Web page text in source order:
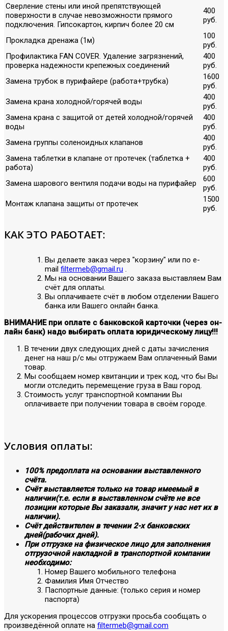
Сверление стены или иной препятствующей
поверхности в случае невозможности прямого
подключения. Гипсокартон, кирпич более 20 см
400
руб.
Прокладка дренажа (1м)
100
руб.
Профилактика FAN COVER. Удаление загрязнений,
проверка надежности крепежных соединений
400
руб.
Замена трубок в пурифайере (работа+трубка)
1600
руб.
Замена крана холодной/горячей воды
400
руб.
Замена крана с защитой от детей холодной/горячей
воды
400
руб.
Замена группы соленоидных клапанов
400
руб.
Замена таблетки в клапане от протечек (таблетка +
работа)
400
руб.
Замена шарового вентиля подачи воды на пурифайер
600
руб.
Монтаж клапана защиты от протечек
1500
руб.
КАК ЭТО РАБОТАЕТ:
Вы делаете заказ через "корзину" или по е-
mail filtermeb@gmail.ru .
Мы на основании Вашего заказа выставляем Вам
счёт для оплаты.
Вы оплачиваете счёт в любом отделении Вашего
банка или Вашего онлайн банка.
ВНИМАНИЕ при оплате с банковской карточки (через он-
лайн банк) надо выбирать оплата юридическому лицу!!!
В течении двух следующих дней с даты зачисления
денег на наш р/с мы отгружаем Вам оплаченный Вами
товар.
Мы сообщаем номер квитанции и трек код, что бы Вы
могли отследить перемещение груза в Ваш город.
Стоимость услуг транспортной компании Вы
оплачиваете при получении товара в своём городе.
Условия оплаты:
100% предоплата на основании выставленного
счёта.
Счёт выставляется только на товар имеемый в
наличии(т.е. если в выставленном счёте не все
позиции которые Вы заказали, значит у нас нет их в
наличии).
Счёт действителен в течении 2-х банковских
дней(рабочих дней).
При отгрузке на физическое лицо для заполнения
отгрузочной накладной в транспортной компании
необходимо:
Номер Вашего мобильного телефона
Фамилия Имя Отчество
Паспортные данные: (только серия и номер
паспорта)
Для ускорения процессов отгрузки просьба сообщать о
произведённой оплате на filtermeb@gmail.com